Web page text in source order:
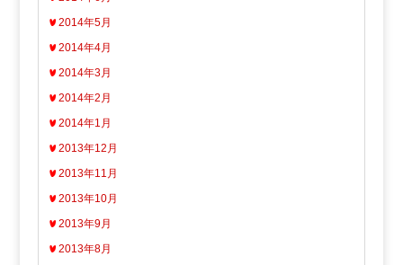
2014年5月
2014年4月
2014年3月
2014年2月
2014年1月
2013年12月
2013年11月
2013年10月
2013年9月
2013年8月